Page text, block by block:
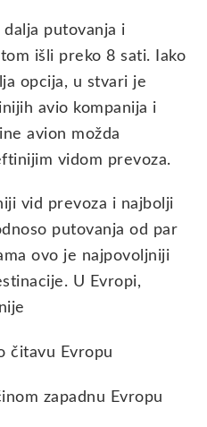
putovanja i
išli preko 8 sati. Iako
opcija, u stvari je
avio kompanija i
avion možda
vidom prevoza.
vid prevoza i najbolji
putovanja od par
ovo je najpovoljniji
U Evropi,
čitavu Evropu
zapadnu Evropu